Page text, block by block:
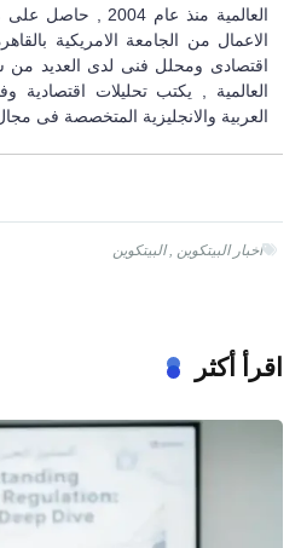
العالمية منذ عام 2004 ,
الاعمال من الجامعة الامريكية
اقتصادى ومحلل فنى لدى العديد من
العالمية , يكتب تحليلات اقتصادية
العربية والانجليزية المتخصصة فى
اخبار البيتكوين ,البيتكوين
اقرأ أكثر